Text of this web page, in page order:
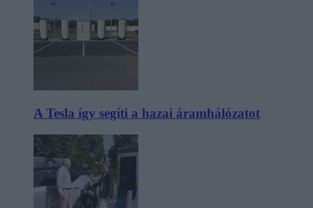
A Tesla így segíti a hazai áramhálózatot